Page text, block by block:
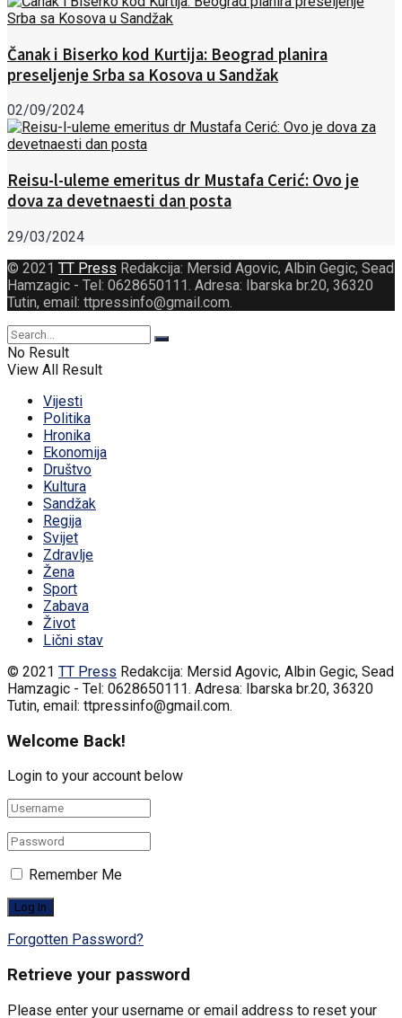
Čanak i Biserko kod Kurtija: Beograd planira
preseljenje Srba sa Kosova u Sandžak
02/09/2024
Reisu-l-uleme emeritus dr Mustafa Cerić: Ovo je
dova za devetnaesti dan posta
29/03/2024
© 2021 TT Press Redakcija: Mersid Agovic, Albin Gegic, Sead
Hamzagic - Tel: 0628650111. Adresa: Ibarska br.20, 36320
Tutin, email: ttpressinfo@gmail.com.
No Result
View All Result
Vijesti
Politika
Hronika
Ekonomija
Društvo
Kultura
Sandžak
Regija
Svijet
Zdravlje
Žena
Sport
Zabava
Život
Lični stav
© 2021 TT Press Redakcija: Mersid Agovic, Albin Gegic, Sead
Hamzagic - Tel: 0628650111. Adresa: Ibarska br.20, 36320
Tutin, email: ttpressinfo@gmail.com.
Welcome Back!
Login to your account below
Remember Me
Forgotten Password?
Retrieve your password
Please enter your username or email address to reset your